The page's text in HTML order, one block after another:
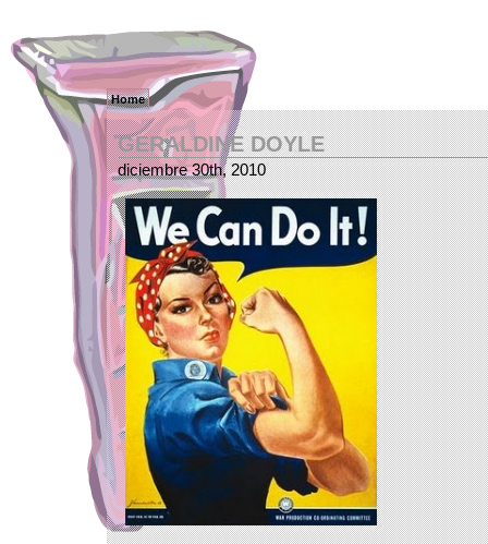
Home
GERALDINE DOYLE
diciembre 30th, 2010